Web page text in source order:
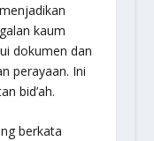
kaum
dokumen dan
perayaan. Ini
bid’ah.
berkata